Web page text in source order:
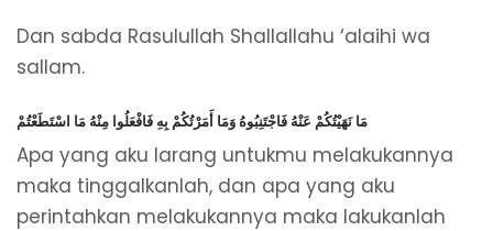
Dan sabda Rasulullah Shallallahu ‘alaihi wa
sallam.
مَا نَهَيْتُكُمْ عَنْهُ فَاجْتَنِبُوهُ وَمَا أَمَرْتُكُمْ بِهِ فَافْعَلُوا مِنْهُ مَا اسْتَطَعْتُمْ
Apa yang aku larang untukmu melakukannya
maka tinggalkanlah, dan apa yang aku
perintahkan melakukannya maka lakukanlah